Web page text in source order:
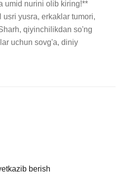
umid nurini olib kiring!**
yusra, erkaklar tumori,
qiyinchilikdan so'ng
uchun sovg'a, diniy
berish